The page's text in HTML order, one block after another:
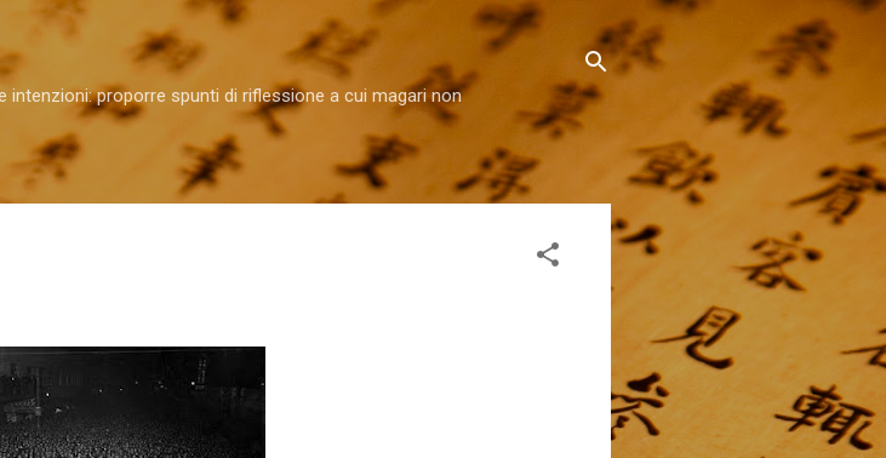
ai contenuti principali
proporre spunti di riflessione a cui magari non